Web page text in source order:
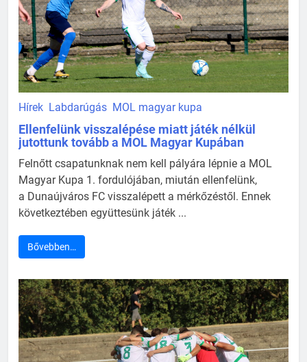
Hírek Labdarúgás MOL magyar kupa
Ellenfelünk visszalépése miatt játék nélkül
jutottunk tovább a MOL Magyar Kupában
Felnőtt csapatunknak nem kell pályára lépnie a MOL
Magyar Kupa 1. fordulójában, miután ellenfelünk,
a Dunaújváros FC visszalépett a mérkőzéstől. Ennek
következtében együttesünk játék ...
Bővebben…